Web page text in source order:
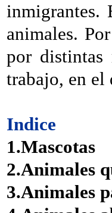
inmigrantes.
animales.
por distintas
trabajo, en el
Indice
1.Mascotas
2.Animales
3.Animales